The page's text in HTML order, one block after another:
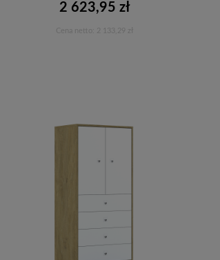
2 623,95 zł
2 133,29 zł